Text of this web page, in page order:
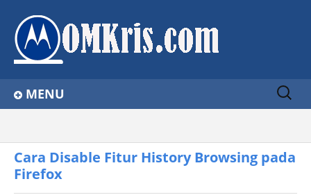
MENU
About
Contact Us
Sear
ch
Cara Disable Fitur History Browsing pada
Firefox